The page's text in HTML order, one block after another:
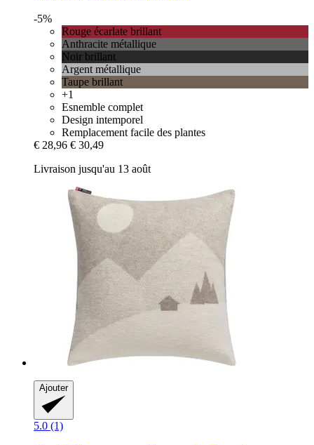
-5%
Rouge écarlate brillant
Anthracite métallique
Noir brillant
Argent métallique
Taupe brillant
+1
Esnemble complet
Design intemporel
Remplacement facile des plantes
€ 28,96 € 30,49
Livraison jusqu'au 13 août
Ajouter
5.0 (1)